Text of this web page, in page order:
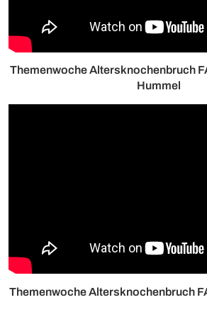
Themenwoche Altersknochenbruch
Hummel
Themenwoche Altersknochenbruch